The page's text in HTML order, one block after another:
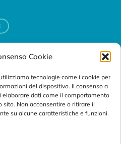
Cookie
tecnologie come i cookie per
del dispositivo. Il consenso a
dati come il comportamento
sito. Non acconsentire o ritirare il
su alcune caratteristiche e funzioni.
(Italy)